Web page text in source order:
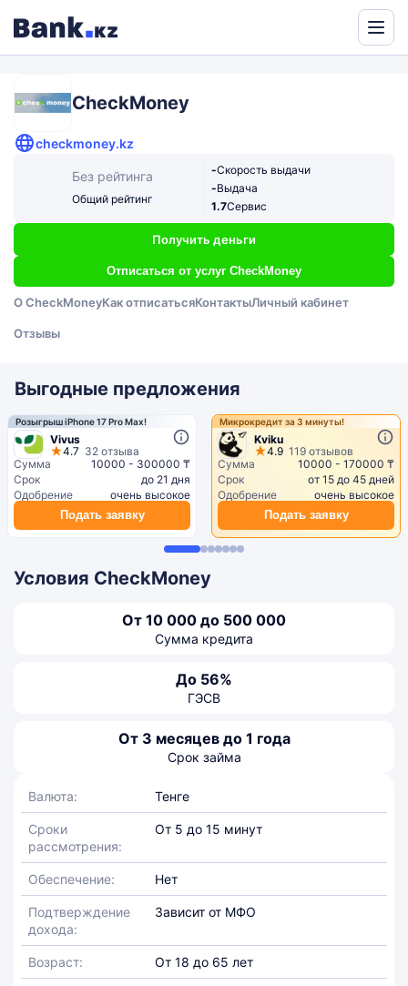
CheckMoney
checkmoney.kz
Без рейтинга
Общий рейтинг
-Скорость выдачи
-Выдача
1.7Сервис
Получить деньги
Отписаться от услуг CheckMoney
О CheckMoneyКак отписатьсяКонтактыЛичный кабинет
Отзывы
Выгодные предложения
Розыгрыш iPhone 17 Pro Max!
Vivus
4.7 32 отзыва
Сумма
10000 - 300000 ₸
Срок
до 21 дня
Одобрение
очень высокое
Подать заявку
Микрокредит за 3 минуты!
Kviku
4.9 119 отзывов
Сумма
10000 - 170000 ₸
Срок
от 15 до 45 дней
Одобрение
очень высокое
Подать заявку
Условия CheckMoney
От 10 000 до 500 000
Сумма кредита
До 56%
ГЭСВ
От 3 месяцев до 1 года
Срок займа
Валюта: Тенге
Сроки
рассмотрения:
От 5 до 15 минут
Обеспечение: Нет
Подтверждение
дохода:
Зависит от МФО
Возраст: От 18 до 65 лет